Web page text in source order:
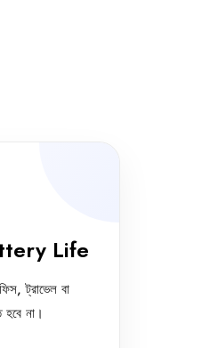
Life
ট্রাভেল বা
হবে না।